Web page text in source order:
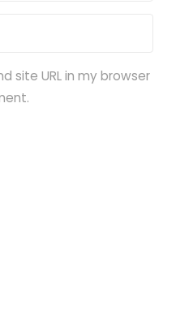
site URL in my browser